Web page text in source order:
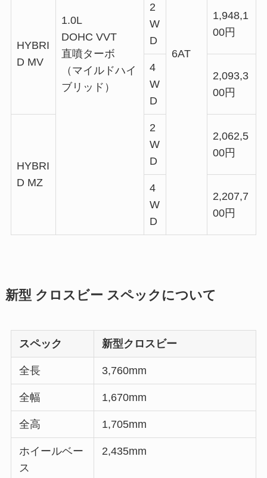
1.0L
DOHC VVT
直噴ターボ
（マイルドハイ
ブリッド）
6AT
HYBRI
D MV
2
W
D
1,948,1
00円
4
W
D
2,093,3
00円
HYBRI
D MZ
2
W
D
2,062,5
00円
4
W
D
2,207,7
00円
新型 クロスビー スペックについて
スペック 新型クロスビー
全長 3,760mm
全幅 1,670mm
全高 1,705mm
ホイールベー
ス
2,435mm